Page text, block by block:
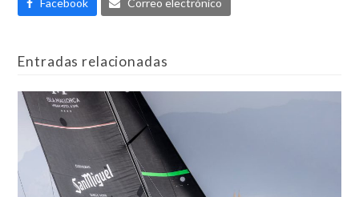
Entradas relacionadas